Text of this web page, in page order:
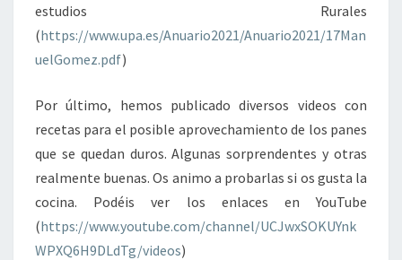
estudios Rurales
(https://www.upa.es/Anuario2021/Anuario2021/17Man
uelGomez.pdf)
Por último, hemos publicado diversos videos con
recetas para el posible aprovechamiento de los panes
que se quedan duros. Algunas sorprendentes y otras
realmente buenas. Os animo a probarlas si os gusta la
cocina. Podéis ver los enlaces en YouTube
(https://www.youtube.com/channel/UCJwxSOKUYnk
WPXQ6H9DLdTg/videos)